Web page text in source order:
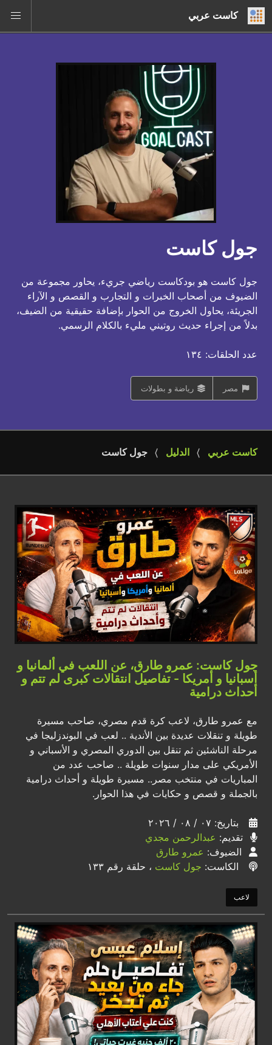
كاست عربي
جول كاست
جول كاست هو بودكاست رياضي جريء، يحاور مجموعة من
الضيوف من أصحاب الخبرات و التجارب و القصص و الآراء
الجريئة، يحاول الخروج من الحوار بإضافة حقيقية من الضيف،
بدلاً من إجراء حديث روتيني مليء بالكلام الرسمي.
عدد الحلقات: ١٣٤
مصر رياضة و بطولات
كاست عربي الدليل جول كاست
جول كاست: عمرو طارق، عن اللعب في ألمانيا و
أسبانيا و أمريكا - تفاصيل انتقالات كبرى لم تتم و
أحداث درامية
مع عمرو طارق، لاعب كرة قدم مصري، صاحب مسيرة
طويلة و تنقلات عديدة بين الأندية .. لعب في البوندزليجا في
مرحلة الناشئين ثم تنقل بين الدوري المصري و الأسباني و
الأمريكي على مدار سنوات طويلة .. صاحب عدد من
المباريات في منتخب مصر.. مسيرة طويلة و أحداث درامية
بالجملة و قصص و حكايات في هذا الحوار.
بتاريخ: ٠٧ / ٠٨ / ٢٠٢٦
تقديم: عبدالرحمن مجدي
الضيوف: عمرو طارق
الكاست: جول كاست ، حلقة رقم ١٣٣
لاعب